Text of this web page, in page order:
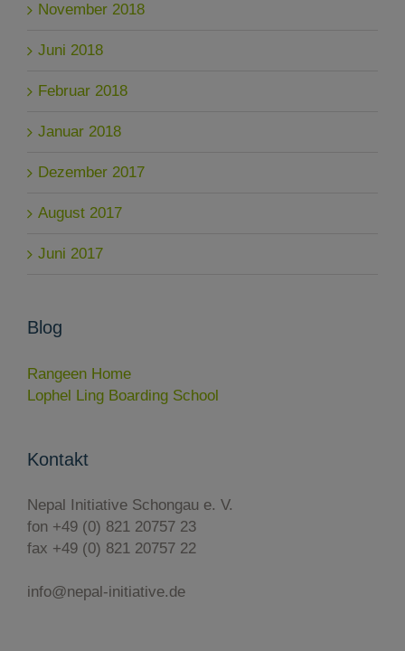
November 2018
Juni 2018
Februar 2018
Januar 2018
Dezember 2017
August 2017
Juni 2017
Blog
Rangeen Home
Lophel Ling Boarding School
Kontakt
Nepal Initiative Schongau e. V.
fon +49 (0) 821 20757 23
fax +49 (0) 821 20757 22
info@nepal-initiative.de